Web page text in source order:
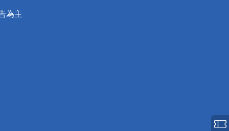
為主